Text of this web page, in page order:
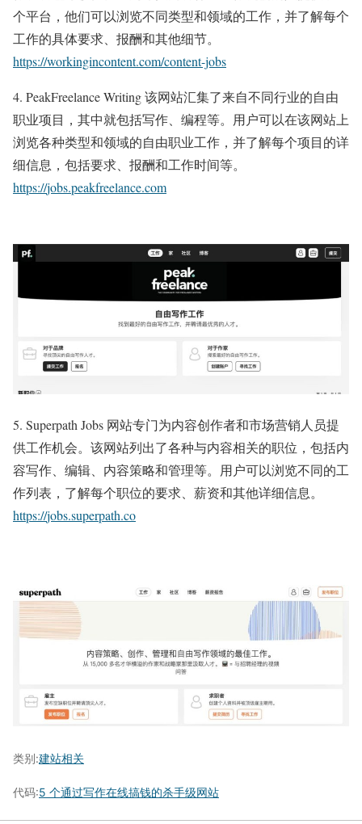
个平台，他们可以浏览不同类型和领域的工作，并了解每个
工作的具体要求、报酬和其他细节。
https://workingincontent.com/content-jobs
4. PeakFreelance Writing 该网站汇集了来自不同行业的自由
职业项目，其中就包括写作、编程等。用户可以在该网站上
浏览各种类型和领域的自由职业工作，并了解每个项目的详
细信息，包括要求、报酬和工作时间等。
https://jobs.peakfreelance.com
5. Superpath Jobs 网站专门为内容创作者和市场营销人员提
供工作机会。该网站列出了各种与内容相关的职位，包括内
容写作、编辑、内容策略和管理等。用户可以浏览不同的工
作列表，了解每个职位的要求、薪资和其他详细信息。
https://jobs.superpath.co
类别:建站相关
代码:5 个通过写作在线搞钱的杀手级网站